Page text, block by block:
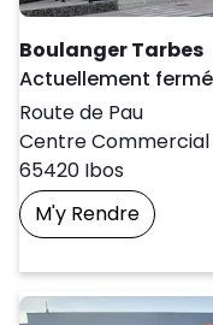
Boulanger Tarbes
Actuellement fermé
Route de Pau
Centre Commercial
65420 Ibos
M'y Rendre
Prendre Un